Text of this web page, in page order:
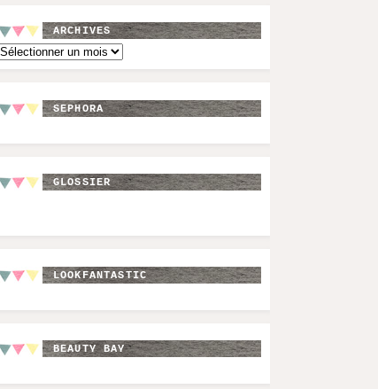
ARCHIVES
Archives
SEPHORA
GLOSSIER
LOOKFANTASTIC
BEAUTY BAY